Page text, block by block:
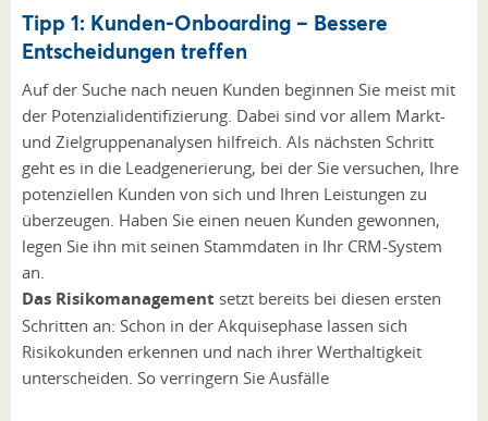
Tipp 1: Kunden-Onboarding – Bessere
Entscheidungen treffen
Auf der Suche nach neuen Kunden beginnen Sie meist mit
der Potenzialidentifizierung. Dabei sind vor allem Markt-
und Zielgruppenanalysen hilfreich. Als nächsten Schritt
geht es in die Leadgenerierung, bei der Sie versuchen, Ihre
potenziellen Kunden von sich und Ihren Leistungen zu
überzeugen. Haben Sie einen neuen Kunden gewonnen,
legen Sie ihn mit seinen Stammdaten in Ihr CRM-System
an.
Das Risikomanagement setzt bereits bei diesen ersten
Schritten an: Schon in der Akquisephase lassen sich
Risikokunden erkennen und nach ihrer Werthaltigkeit
unterscheiden. So verringern Sie Ausfälle